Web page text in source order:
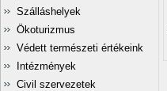
Szálláshelyek
Ökoturizmus
Védett természeti értékeink
Intézmények
Civil szervezetek